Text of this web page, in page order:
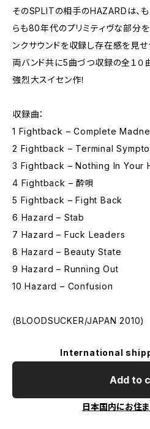
そのSPLITの相手のHAZARDは、
らも80年代のプリミティヴな部分
ンクサウンドを収録し存在感を見せ
両バンド共に5曲づつ収録の全１０
強烈大スイセン作！
収録曲：
1 Fightback – Complete
2 Fightback – Terminal
3 Fightback – Nothing In Your
4 Fightback – 酔唄
5 Fightback – Fight Back
6 Hazard – Stab
7 Hazard – Fuck Leaders
8 Hazard – Beauty State
9 Hazard – Running Out
10 Hazard – Confusion
(BLOODSUCKER/JAPAN 2010)
International
Add to
日本国内にお住